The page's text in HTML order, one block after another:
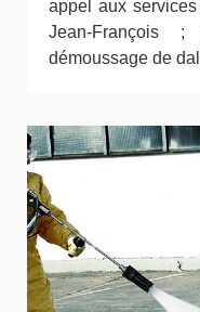
appel aux
Jean-François
démoussage de